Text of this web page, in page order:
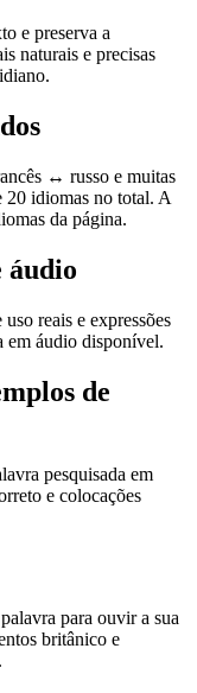
e preserva a
naturais e precisas
↔ russo e muitas
20 idiomas no total. A
da página.
áudio
reais e expressões
em áudio disponível.
de
pesquisada em
e colocações
para ouvir a sua
britânico e